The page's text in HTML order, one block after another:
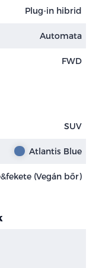
Plug-in hibrid
Automata
FWD
SUV
Atlantis Blue
(Vegán bőr)